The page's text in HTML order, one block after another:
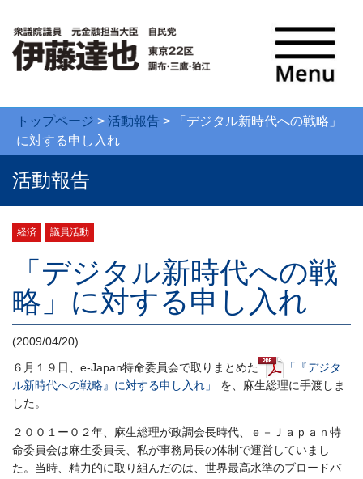
トップページ > 活動報告 >
「デジタル新時代への戦略」
に対する申し入れ
活動報告
経済 議員活動
「デジタル新時代への戦
略」に対する申し入れ
(2009/04/20)
６月１９日、e-Japan特命委員会で取りまとめた
「『デジタ
ル新時代への戦略』に対する申し入れ」
を、麻生総理に手渡しま
した。
２００１ー０２年、麻生総理が政調会長時代、ｅ－Ｊａｐａｎ特
命委員会は麻生委員長、私が事務局長の体制で運営していまし
た。当時、精力的に取り組んだのは、世界最高水準のブロードバ